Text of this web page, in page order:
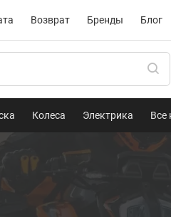
Возврат Бренды Блог
Колеса Электрика Все